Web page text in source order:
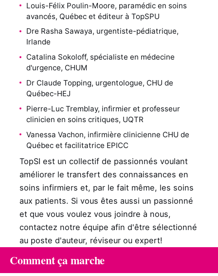
Louis-Félix Poulin-Moore, paramédic en soins
avancés, Québec et éditeur à TopSPU
Dre Rasha Sawaya, urgentiste-pédiatrique,
Irlande
Catalina Sokoloff, spécialiste en médecine
d'urgence, CHUM
Dr Claude Topping, urgentologue, CHU de
Québec-HEJ
Pierre-Luc Tremblay, infirmier et professeur
clinicien en soins critiques, UQTR
Vanessa Vachon, infirmière clinicienne CHU de
Québec et facilitatrice EPICC
TopSI est un collectif de passionnés voulant
améliorer le transfert des connaissances en
soins infirmiers et, par le fait même, les soins
aux patients. Si vous êtes aussi un passionné
et que vous voulez vous joindre à nous,
contactez notre équipe afin d'être sélectionné
au poste d'auteur, réviseur ou expert!
Comment ça marche